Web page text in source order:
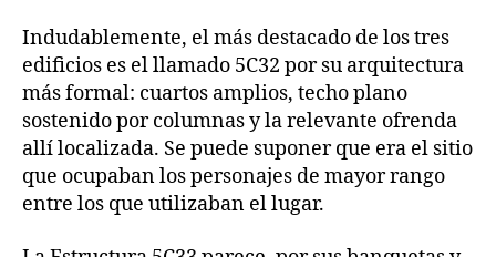
Indudablemente, el más destacado de los tres
edificios es el llamado 5C32 por su arquitectura
más formal: cuartos amplios, techo plano
sostenido por columnas y la relevante ofrenda
allí localizada. Se puede suponer que era el sitio
que ocupaban los personajes de mayor rango
entre los que utilizaban el lugar.